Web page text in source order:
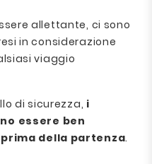
allettante, ci sono
in considerazione
viaggio
di sicurezza, i
essere ben
della partenza.